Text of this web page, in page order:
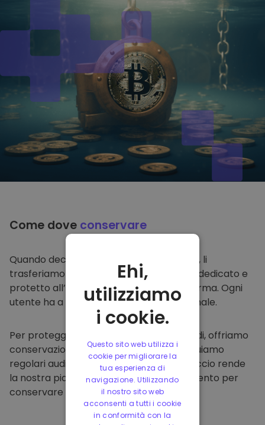
Come dove conservare
Quando decidi di comprare su
, li
trasferiamo direttamente nel tuo wallet dedicato e
protetto all’interno della nostra piattaforma. Ogni
utente ha a disposizione un wallet personale.
Per proteggere i nostri clienti e i loro fondi, offriamo
conservazione offline protetta ed effettuiamo
regolari audit di sicurezza. Questo approccio rende
la nostra piattaforma un punto di riferimento per
conservare e altre criptovalute.
Ehi,
utilizziamo
i cookie.
Questo sito web utilizza i
cookie per migliorare la
tua esperienza di
navigazione. Utilizzando
il nostro sito web
acconsenti a tutti i cookie
in conformità con la